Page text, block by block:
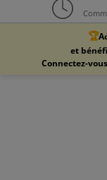
🏆
et
Connectez-